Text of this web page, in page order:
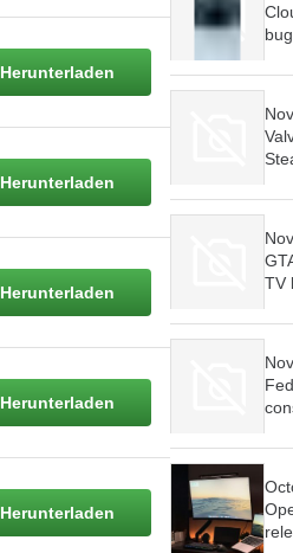
Herunterladen
Herunterladen
Herunterladen
Herunterladen
Herunterladen
is
to
TV